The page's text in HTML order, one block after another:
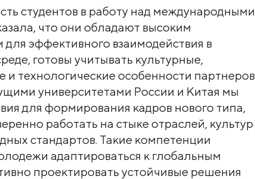
студентов в работу над международными
что они обладают высоким
эффективного взаимодействия в
готовы учитывать культурные,
и технологические особенности партнеров.
университетами России и Китая мы
для формирования кадров нового типа,
работать на стыке отраслей, культур
стандартов. Такие компетенции
адаптироваться к глобальным
проектировать устойчивые решения